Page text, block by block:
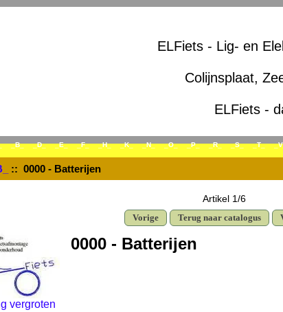
ELFiets - Lig- en
Colijnsplaat,
ELFiets -
_B_ _D_ _E_ _F_ _H_ _K_ _N_ _O_ _P_ _R_ _S_ _T_
:: 0000 - Batterijen
Artikel 1/6
Vorige Terug naar catalogus
vergroten
0000 - Batterijen